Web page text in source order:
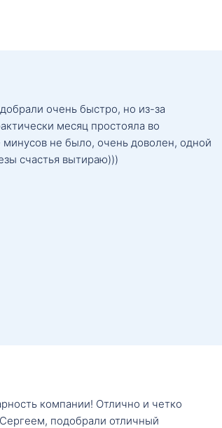
очень быстро, но из-за
месяц простояла во
не было, очень доволен, одной
счастья вытираю)))
компании! Отлично и четко
подобрали отличный